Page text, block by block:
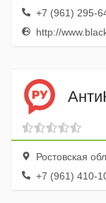
+7 (961) 295-
http://
Ростовская
+7 (961) 410-